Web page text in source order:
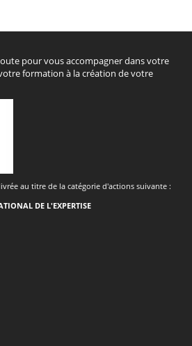
pour vous accompagner dans votre
formation à la création de votre
au titre de la catégorie d'actions suivante :
DE L'EXPERTISE